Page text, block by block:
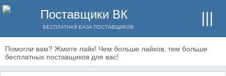
Поставщики ВК
БЕСПЛАТНАЯ БАЗА ПОСТАВЩИКОВ
Помогли вам? Жмите лайк! Чем больше лайков, тем больше
бесплатных поставщиков для вас!